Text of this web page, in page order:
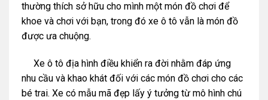
thường thích sở hữu cho mình một món đồ chơi để
khoe và chơi với bạn, trong đó xe ô tô vẫn là món đồ
được ưa chuộng.
Xe ô tô địa hình điều khiển ra đời nhằm đáp ứng
nhu cầu và khao khát đối với các món đồ chơi cho các
bé trai. Xe có mẫu mã đẹp lấy ý tưởng từ mô hình chú